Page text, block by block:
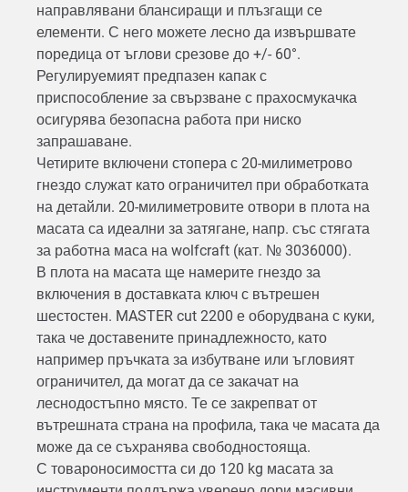
направлявани блансиращи и плъзгащи се
елементи. С него можете лесно да извършвате
поредица от ъглови срезове до +/- 60°.
Регулируемият предпазен капак с
приспособление за свързване с прахосмукачка
осигурява безопасна работа при ниско
запрашаване.
Четирите включени стопера с 20-милиметрово
гнездо служат като ограничител при обработката
на детайли. 20-милиметровите отвори в плота на
масата са идеални за затягане, напр. със стягата
за работна маса на wolfcraft (кат. № 3036000).
В плота на масата ще намерите гнездо за
включения в доставката ключ с вътрешен
шестостен. MASTER cut 2200 е оборудвана с куки,
така че доставените принадлежносто, като
например пръчката за избутване или ъгловият
ограничител, да могат да се закачат на
леснодостъпно място. Те се закрепват от
вътрешната страна на профила, така че масата да
може да се съхранява свободностояща.
С товароносимостта си до 120 kg масата за